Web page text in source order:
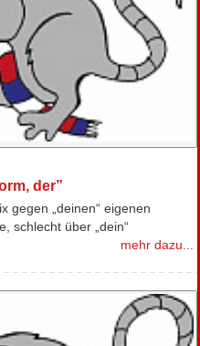
der”
gegen „deinen“ eigenen
schlecht über „dein“
mehr dazu...